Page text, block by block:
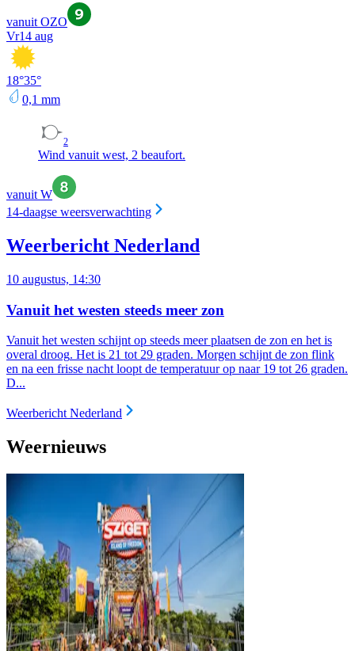
vanuit OZO
Vr14 aug
18°35°
0,1 mm
2
Wind vanuit west, 2 beaufort.
vanuit W
14-daagse weersverwachting
Weerbericht Nederland
10 augustus, 14:30
Vanuit het westen steeds meer zon
Vanuit het westen schijnt op steeds meer plaatsen de zon en het is
overal droog. Het is 21 tot 29 graden. Morgen schijnt de zon flink
en na een frisse nacht loopt de temperatuur op naar 19 tot 26 graden.
D...
Weerbericht Nederland
Weernieuws